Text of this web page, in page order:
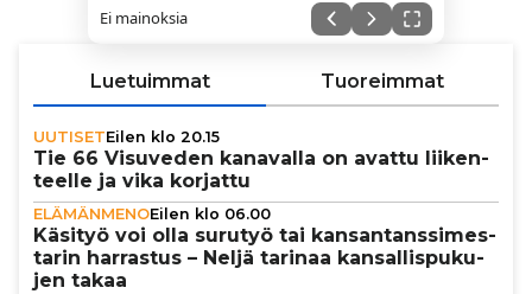
Ei mainoksia
Luetuimmat Tuoreimmat
UUTISETEilen klo 20.15
Tie 66 Visuveden kanavalla on avattu lii­ken­
teelle ja vika korjattu
ELÄMÄNMENOEilen klo 06.00
Käsityö voi olla surutyö tai kan­san­tans­si­mes­
ta­rin harrastus – Neljä tarinaa kan­sal­lis­pu­ku­
jen takaa